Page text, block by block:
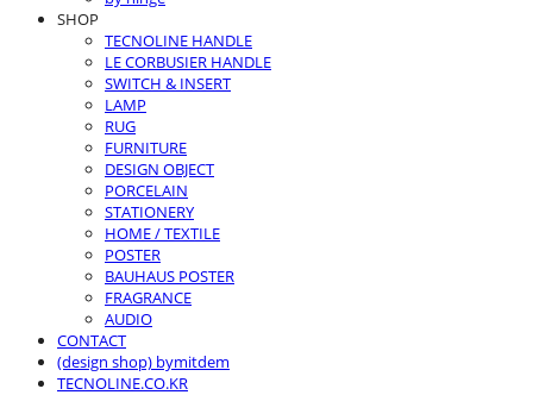
SHOP
TECNOLINE HANDLE
LE CORBUSIER HANDLE
SWITCH & INSERT
LAMP
RUG
FURNITURE
DESIGN OBJECT
PORCELAIN
STATIONERY
HOME / TEXTILE
POSTER
BAUHAUS POSTER
FRAGRANCE
AUDIO
CONTACT
(design shop) bymitdem
TECNOLINE.CO.KR